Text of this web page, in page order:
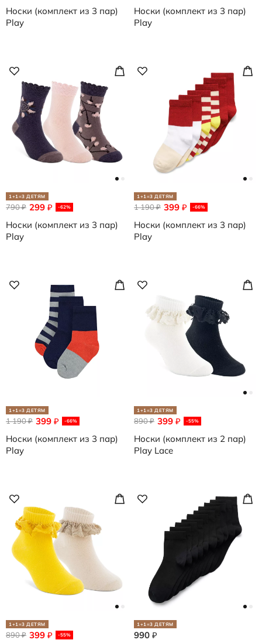
Носки (комплект из 3 пар)
Play
Носки (комплект из 3 пар)
Play
1+1=3 ДЕТЯМ
299 ₽ -62%
790₽
Носки (комплект из 3 пар)
Play
1+1=3 ДЕТЯМ
399 ₽ -66%
1 190₽
Носки (комплект из 3 пар)
Play
1+1=3 ДЕТЯМ
399 ₽ -66%
1 190₽
Носки (комплект из 3 пар)
Play
1+1=3 ДЕТЯМ
399 ₽ -55%
890₽
Носки (комплект из 2 пар)
Play Lace
1+1=3 ДЕТЯМ
399 ₽ -55%
890₽
1+1=3 ДЕТЯМ
990 ₽